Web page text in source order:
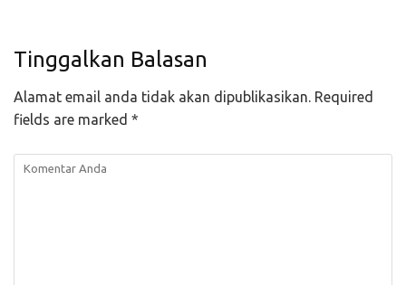
Tinggalkan Balasan
Alamat email anda tidak akan dipublikasikan. Required
fields are marked *